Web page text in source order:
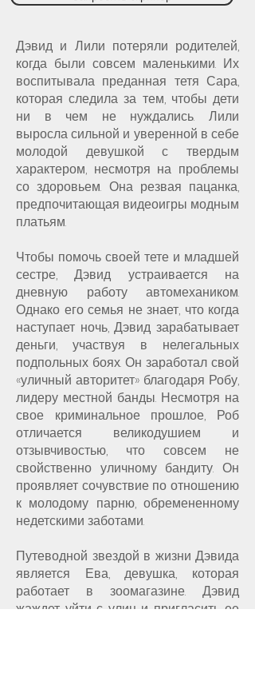
Дэвид и Лили потеряли родителей,
когда были совсем маленькими. Их
воспитывала преданная тетя Сара,
которая следила за тем, чтобы дети
ни в чем не нуждались. Лили
выросла сильной и уверенной в себе
молодой девушкой с твердым
характером, несмотря на проблемы
со здоровьем. Она резвая пацанка,
предпочитающая видеоигры модным
платьям.
Чтобы помочь своей тете и младшей
сестре, Дэвид устраивается на
дневную работу автомехаником.
Однако его семья не знает, что когда
наступает ночь, Дэвид зарабатывает
деньги, участвуя в нелегальных
подпольных боях. Он заработал свой
«уличный авторитет» благодаря Робу,
лидеру местной банды. Несмотря на
свое криминальное прошлое, Роб
отличается великодушием и
отзывчивостью, что совсем не
свойственно уличному бандиту. Он
проявляет сочувствие по отношению
к молодому парню, обремененному
недетскими заботами.
Путеводной звездой в жизни Дэвида
является Ева, девушка, которая
работает в зоомагазине. Дэвид
жаждет уйти с улиц и пригласить ее